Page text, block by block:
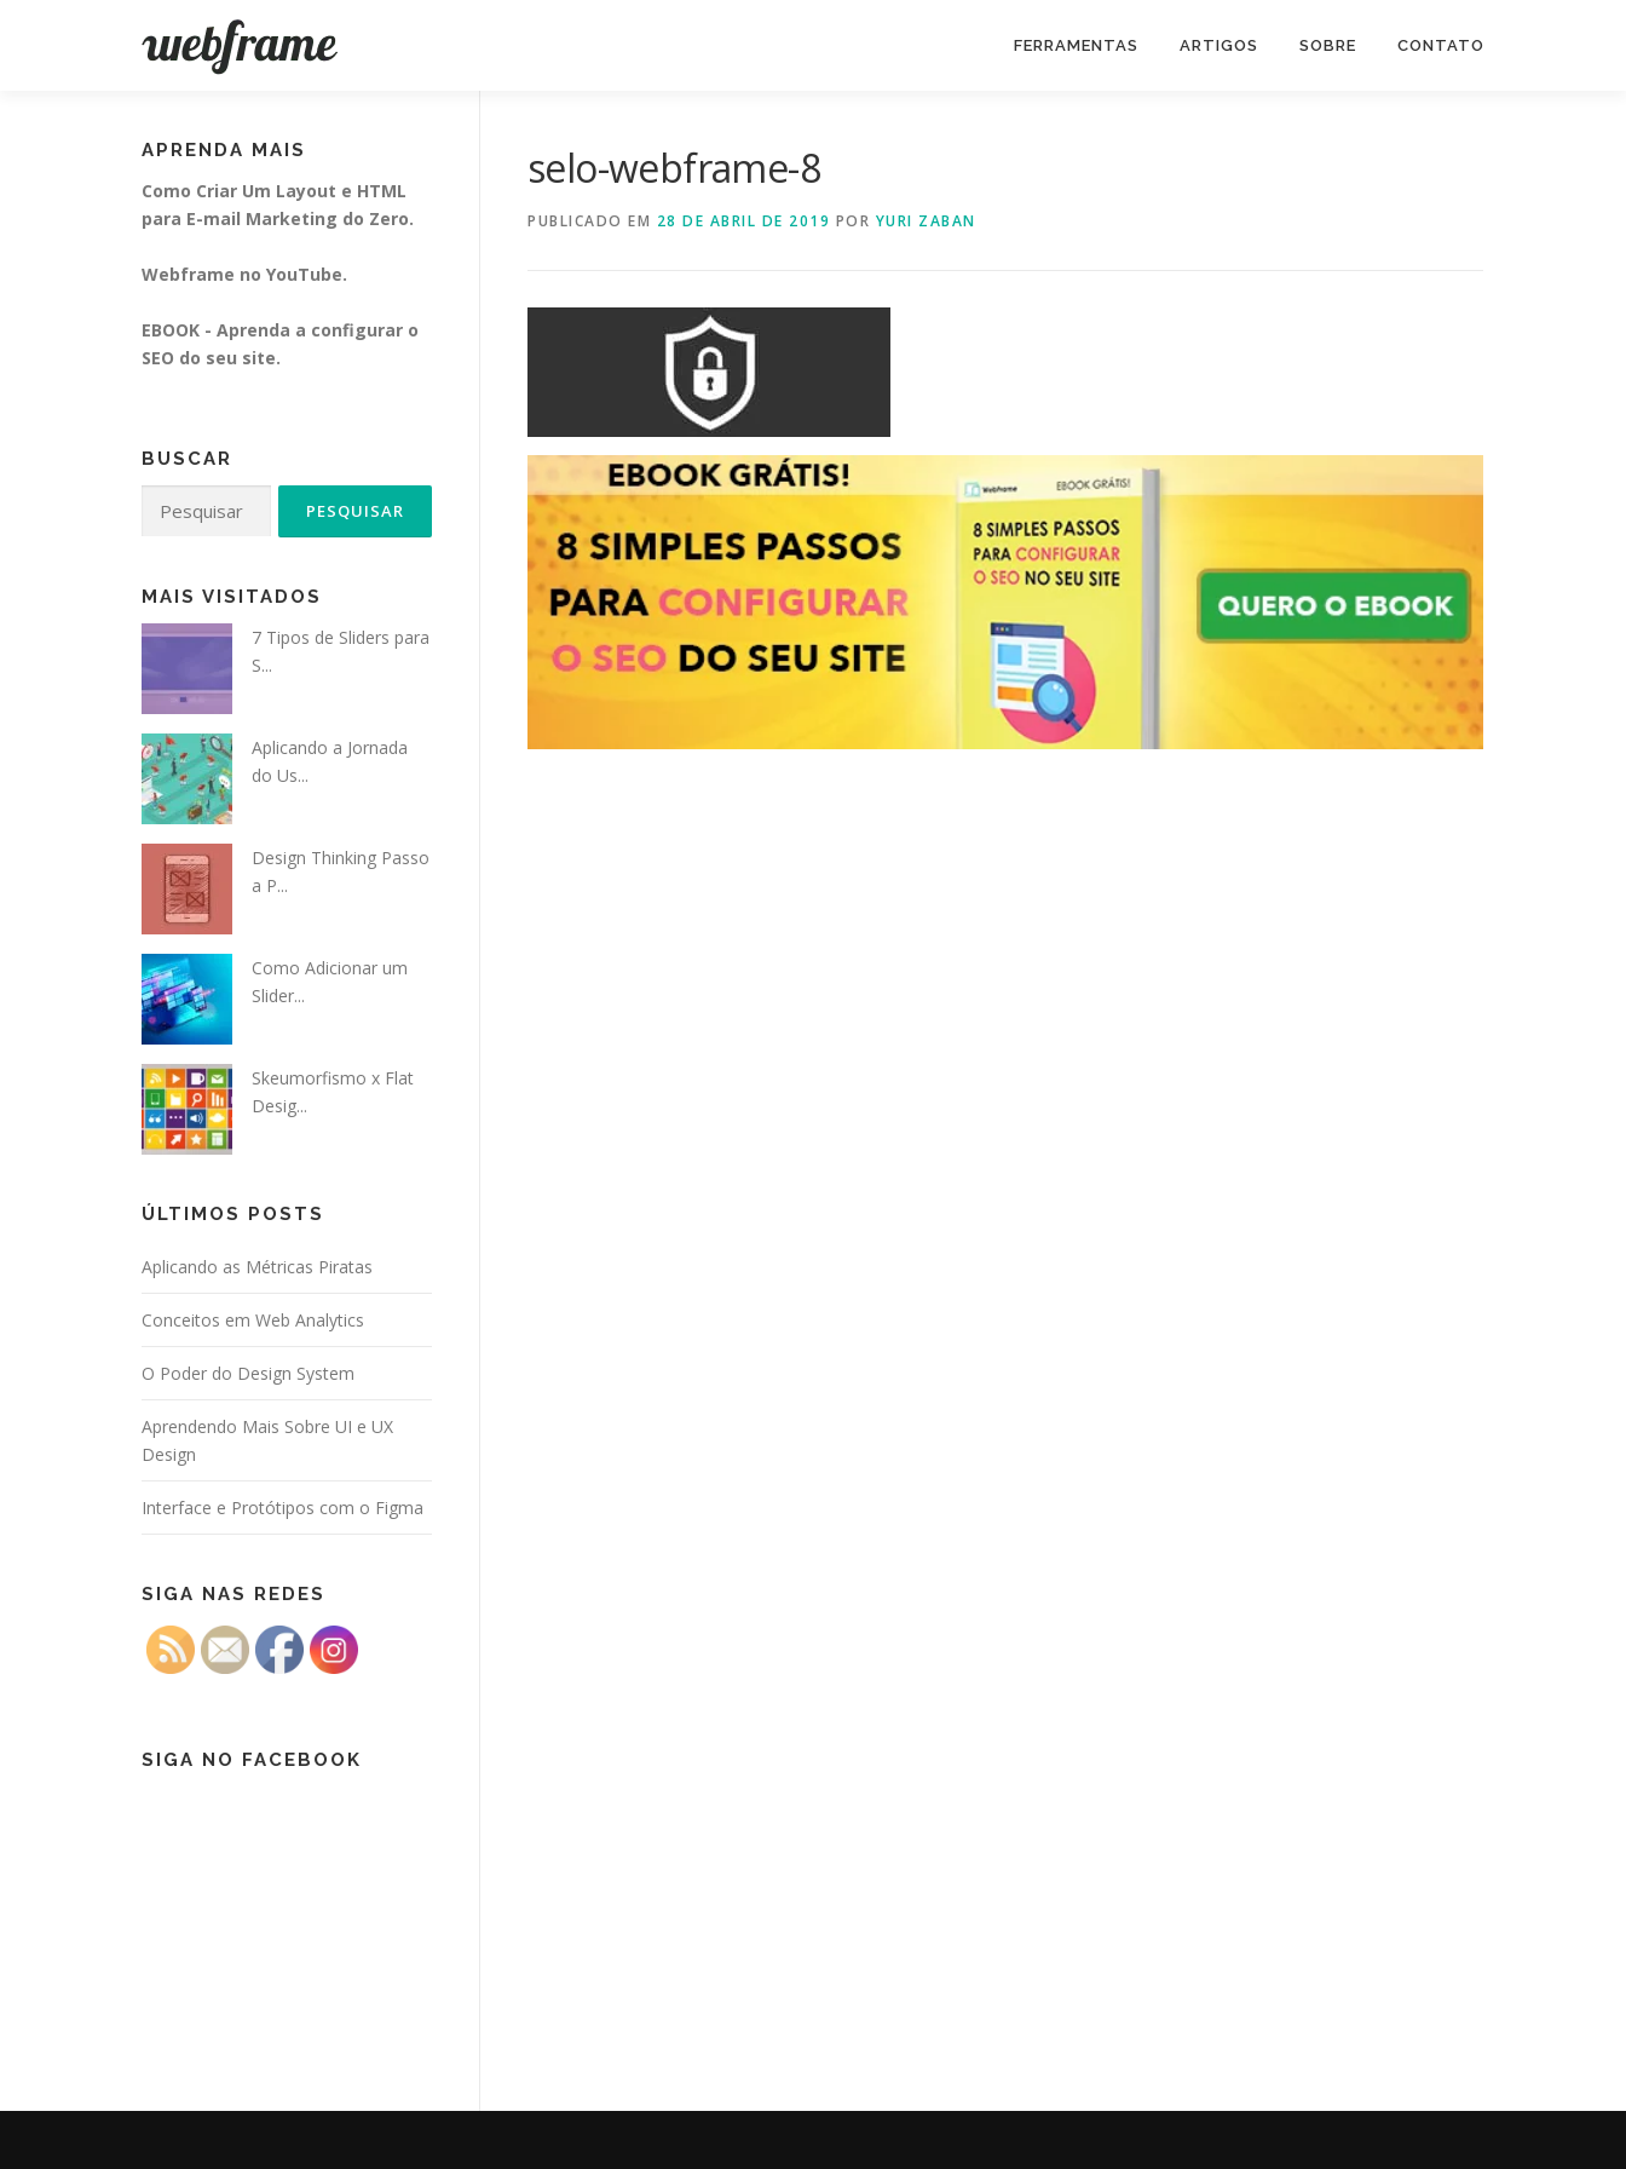
FERRAMENTAS ARTIGOS SOBRE CONTATO
selo-webframe-8
PUBLICADO EM 28 DE ABRIL DE 2019 POR YURI ZABAN
APRENDA MAIS
Como Criar Um Layout e HTML
para E-mail Marketing do Zero.
Webframe no YouTube.
EBOOK - Aprenda a configurar o
SEO do seu site.
BUSCAR
por:
MAIS VISITADOS
7 Tipos de Sliders para
S...
Aplicando a Jornada
do Us...
Design Thinking Passo
a P...
Como Adicionar um
Slider...
Skeumorfismo x Flat
Desig...
ÚLTIMOS POSTS
Aplicando as Métricas Piratas
Conceitos em Web Analytics
O Poder do Design System
Aprendendo Mais Sobre UI e UX
Design
Interface e Protótipos com o Figma
SIGA NAS REDES
SIGA NO FACEBOOK